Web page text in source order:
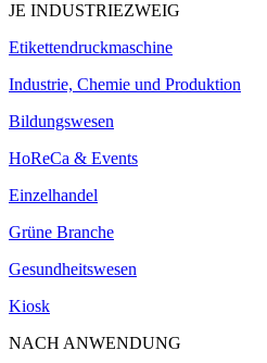
JE INDUSTRIEZWEIG
Etikettendruckmaschine
Industrie, Chemie und Produktion
Bildungswesen
HoReCa & Events
Einzelhandel
Grüne Branche
Gesundheitswesen
Kiosk
NACH ANWENDUNG